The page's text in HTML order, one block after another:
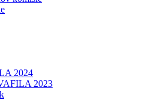
2024
2023